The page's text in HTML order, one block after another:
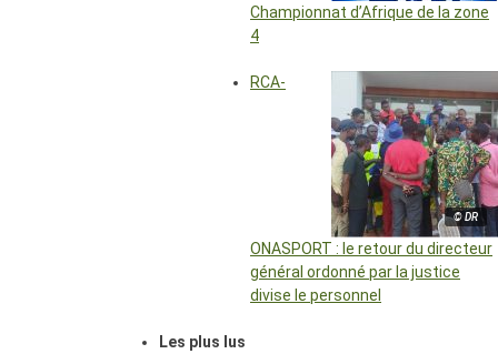
Championnat d’Afrique de la zone
4
© DR
RCA-
ONASPORT : le retour du directeur
général ordonné par la justice
divise le personnel
Les plus lus